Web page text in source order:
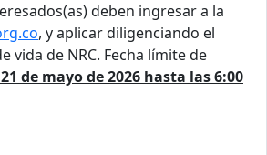
deben ingresar a la
, y aplicar diligenciando el
vida de NRC. Fecha límite de
de mayo de 2026 hasta las 6:00